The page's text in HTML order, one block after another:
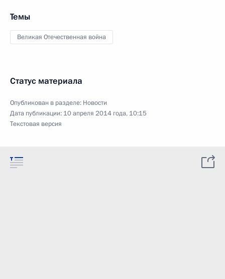
Темы
Великая Отечественная война
Статус материала
Опубликован в разделе: Новости
Дата публикации: 10 апреля 2014 года, 10:15
Текстовая версия